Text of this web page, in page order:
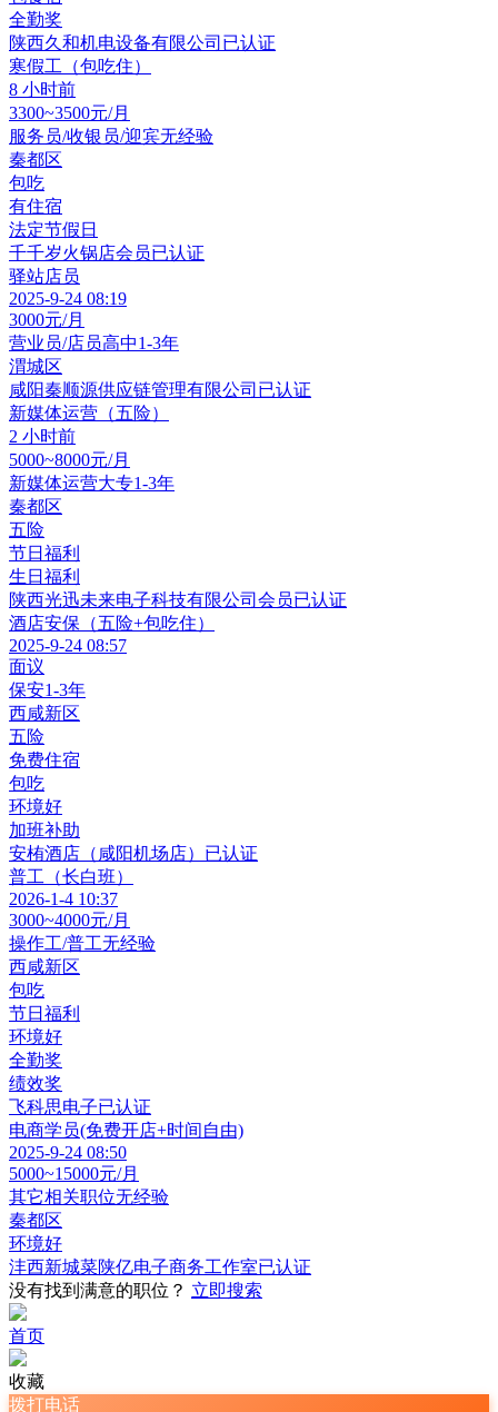
全勤奖
陕西久和机电设备有限公司 已认证
寒假工（包吃住）
8 小时前
3300~3500元/月
服务员/收银员/迎宾无经验
秦都区
包吃
有住宿
法定节假日
千千岁火锅店会员已认证
驿站店员
2025-9-24 08:19
3000元/月
营业员/店员高中1-3年
渭城区
咸阳秦顺源供应链管理有限公司 已认证
新媒体运营（五险）
2 小时前
5000~8000元/月
新媒体运营大专1-3年
秦都区
五险
节日福利
生日福利
陕西光迅未来电子科技有限公司 会员已认证
酒店安保（五险+包吃住）
2025-9-24 08:57
面议
保安1-3年
西咸新区
五险
免费住宿
包吃
环境好
加班补助
安栯酒店（咸阳机场店） 已认证
普工（长白班）
2026-1-4 10:37
3000~4000元/月
操作工/普工无经验
西咸新区
包吃
节日福利
环境好
全勤奖
绩效奖
飞科思电子已认证
电商学员(免费开店+时间自由)
2025-9-24 08:50
5000~15000元/月
其它相关职位无经验
秦都区
环境好
沣西新城菜陕亿电子商务工作室已认证
没有找到满意的职位？ 立即搜索
首页
收藏
拨打电话